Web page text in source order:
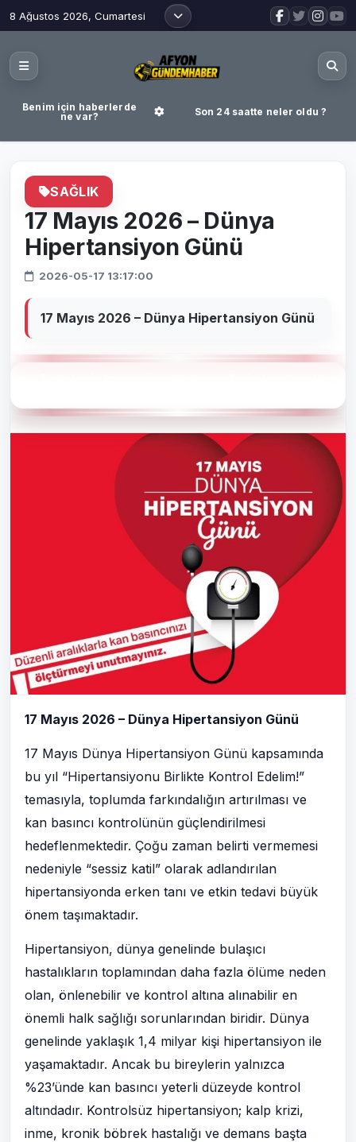
8 Ağustos 2026, Cumartesi
Benim için haberlerde
ne var?
Son 24 saatte neler oldu ?
SAĞLIK
17 Mayıs 2026 – Dünya
Hipertansiyon Günü
2026-05-17 13:17:00
17 Mayıs 2026 – Dünya Hipertansiyon Günü
17 Mayıs 2026 – Dünya Hipertansiyon Günü
17 Mayıs Dünya Hipertansiyon Günü kapsamında
bu yıl “Hipertansiyonu Birlikte Kontrol Edelim!”
temasıyla, toplumda farkındalığın artırılması ve
kan basıncı kontrolünün güçlendirilmesi
hedeflenmektedir. Çoğu zaman belirti vermemesi
nedeniyle “sessiz katil” olarak adlandırılan
hipertansiyonda erken tanı ve etkin tedavi büyük
önem taşımaktadır.
Hipertansiyon, dünya genelinde bulaşıcı
hastalıkların toplamından daha fazla ölüme neden
olan, önlenebilir ve kontrol altına alınabilir en
önemli halk sağlığı sorunlarından biridir. Dünya
genelinde yaklaşık 1,4 milyar kişi hipertansiyon ile
yaşamaktadır. Ancak bu bireylerin yalnızca
%23’ünde kan basıncı yeterli düzeyde kontrol
altındadır. Kontrolsüz hipertansiyon; kalp krizi,
inme, kronik böbrek hastalığı ve demans başta